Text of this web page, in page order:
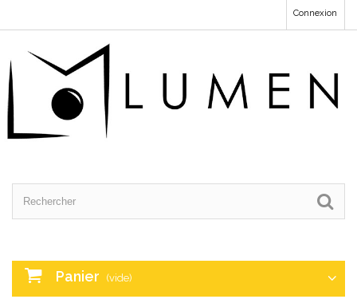
Connexion
Panier (vide)